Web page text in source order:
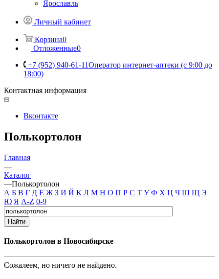
Ярославль
Личный кабинет
Корзина0
Отложенные0
+7 (952) 940-61-11Оператор интернет-аптеки (с 9:00 до
18:00)
Контактная информация
Вконтакте
Полькортолон
Главная
—
Каталог
—Полькортолон
А Б В Г Д Е Ж З И Й К Л М Н О П Р С Т У Ф Х Ц Ч Ш Щ Э
Ю Я A-Z 0-9
Найти
Полькортолон в Новосибирске
Сожалеем, но ничего не найдено.